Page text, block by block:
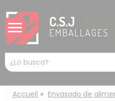
Mots
clés
:
Accueil Envasado de